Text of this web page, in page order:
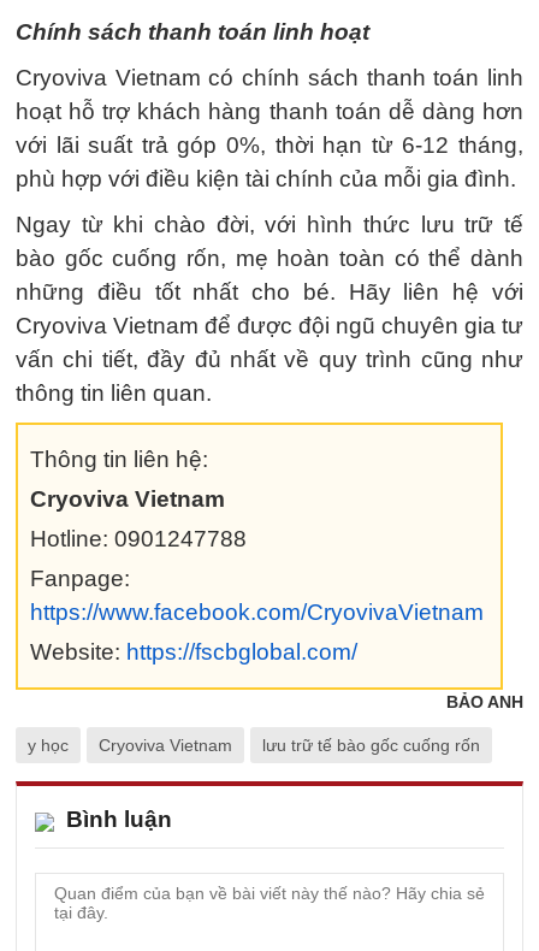
Chính sách thanh toán linh hoạt
Cryoviva Vietnam có chính sách thanh toán linh
hoạt hỗ trợ khách hàng thanh toán dễ dàng hơn
với lãi suất trả góp 0%, thời hạn từ 6-12 tháng,
phù hợp với điều kiện tài chính của mỗi gia đình.
Ngay từ khi chào đời, với hình thức lưu trữ tế
bào gốc cuống rốn, mẹ hoàn toàn có thể dành
những điều tốt nhất cho bé. Hãy liên hệ với
Cryoviva Vietnam để được đội ngũ chuyên gia tư
vấn chi tiết, đầy đủ nhất về quy trình cũng như
thông tin liên quan.
Thông tin liên hệ:
Cryoviva Vietnam
Hotline: 0901247788
Fanpage:
https://www.facebook.com/CryovivaVietnam
Website: https://fscbglobal.com/
BẢO ANH
y học Cryoviva Vietnam lưu trữ tế bào gốc cuống rốn
Bình luận